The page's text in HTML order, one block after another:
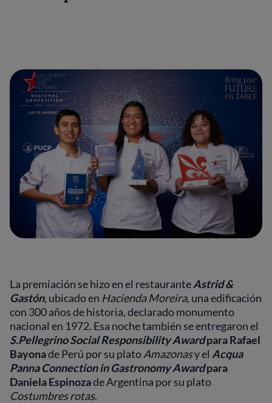
La premiación se hizo en el restauranteAstrid &
Gastón, ubicado en Hacienda Moreira, una edificación
con 300 años de historia, declarado monumento
nacional en 1972. Esa noche también se entregaron el
S.Pellegrino Social Responsibility Awardpara Rafael
Bayonade Perú por su platoAmazonasy el Acqua
Panna Connection in Gastronomy Awardpara
Daniela Espinozade Argentina por su plato
Costumbres rotas.